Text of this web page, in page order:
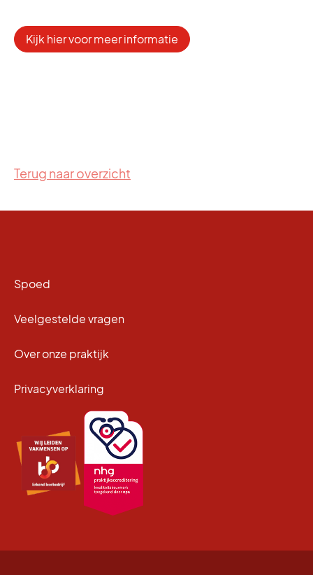
Kijk hier voor meer informatie
Terug naar overzicht
Spoed
Veelgestelde vragen
Over onze praktijk
Privacyverklaring